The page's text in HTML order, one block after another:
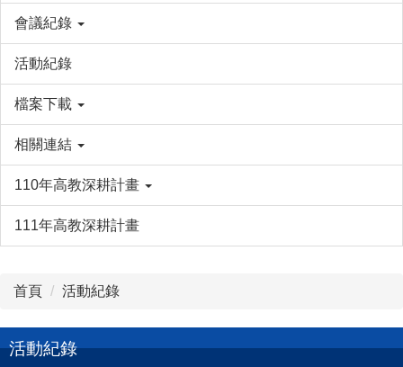
會議紀錄
活動紀錄
檔案下載
相關連結
110年高教深耕計畫
111年高教深耕計畫
首頁 活動紀錄
活動紀錄